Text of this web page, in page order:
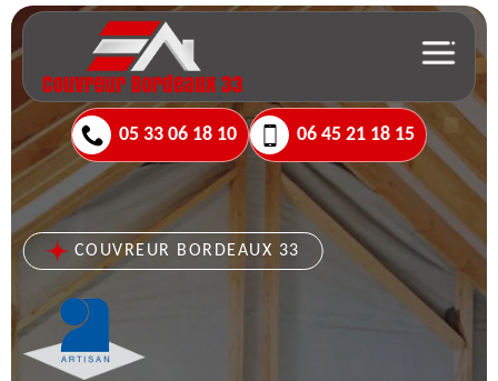
05 33 06 18 10 06 45 21 18 15
COUVREUR BORDEAUX 33